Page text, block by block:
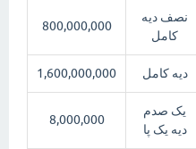
نصف دیه
کامل
800,000,000
دیه کامل 1,600,000,000
یک صدم
دیه یک پا
8,000,000